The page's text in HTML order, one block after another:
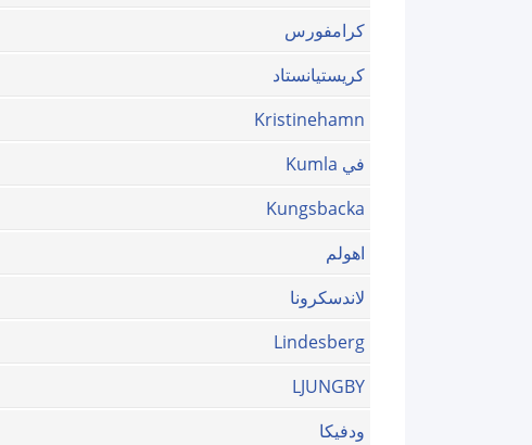
كرامفورس
كريستيانستاد
Kristinehamn
في Kumla
Kungsbacka
اهولم
لاندسكرونا
Lindesberg
LJUNGBY
ودفيكا